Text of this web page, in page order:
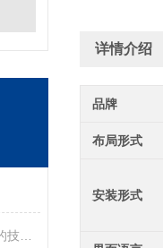
从细节到整体：C6180普通车床的技术优势详解
详情介绍
品牌
布局形式
安装形式